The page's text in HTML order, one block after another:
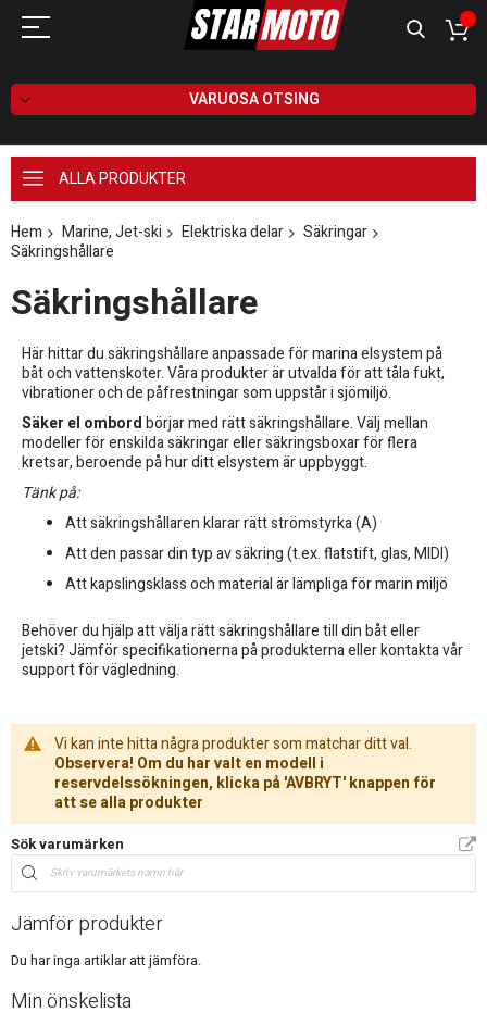
VARUOSA OTSING
ALLA PRODUKTER
Hem Marine, Jet-ski Elektriska delar
Säkringar
Säkringshållare
Säkringshållare
Här hittar du säkringshållare anpassade för marina elsystem på
båt och vattenskoter. Våra produkter är utvalda för att tåla fukt,
vibrationer och de påfrestningar som uppstår i sjömiljö.
Säker el ombordbörjar med rätt säkringshållare. Välj mellan
modeller för enskilda säkringar eller säkringsboxar för flera
kretsar, beroende på hur ditt elsystem är uppbyggt.
Tänk på:
Att säkringshållaren klarar rätt strömstyrka (A)
Att den passar din typ av säkring (t.ex. flatstift, glas, MIDI)
Att kapslingsklass och material är lämpliga för marin miljö
Behöver du hjälp att välja rätt säkringshållare till din båt eller
jetski? Jämför specifikationerna på produkterna eller kontakta vår
support för vägledning.
Vi kan inte hitta några produkter som matchar ditt val.
Observera! Om du har valt en modell i
reservdelssökningen, klicka på 'AVBRYT' knappen för
att se alla produkter
Sök varumärken
Jämför produkter
Du har inga artiklar att jämföra.
Min önskelista